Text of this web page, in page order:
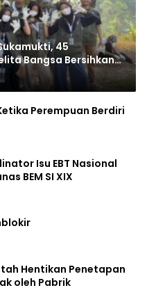
45
Bangsa Bersihkan
Perempuan Berdiri
Isu EBT Nasional
BEM SI XIX
Hentikan Penetapan
oleh Pabrik